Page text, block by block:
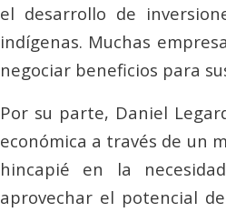
el desarrollo de
indígenas. Muchas
negociar beneficios para
Por su parte, Daniel
económica a través de un
hincapié en la
aprovechar el potencial